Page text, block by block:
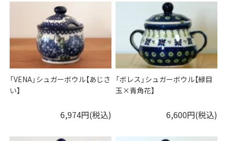
「VENA」シュガーボウル【あじさ
い】
6,974円(税込)
「ボレス」シュガーボウル【緑目
玉×青角花】
6,600円(税込)